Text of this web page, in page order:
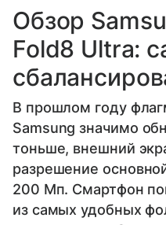
Обзор
Fold8 Ultra:
В прошлом году
Samsung значимо
тоньше, внешний
разрешение
200 Мп. Смартфон
из самых удобных